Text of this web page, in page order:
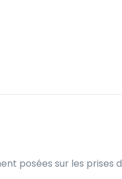
posées sur les prises